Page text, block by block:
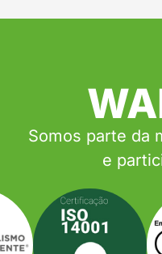
Somos parte da
e